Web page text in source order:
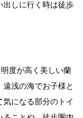
出しに行く時は徒歩
度が高く美しい蘭
浅の海でお子様と
になる部分のトイ